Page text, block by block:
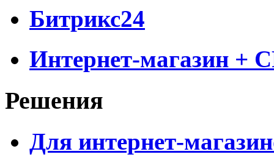
Битрикс24
Интернет-магазин +
Решения
Для интернет-